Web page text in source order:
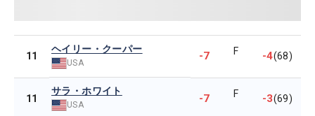
11
ヘイリー・クーパー
USA
-7 F -4(68)
11
サラ・ホワイト
USA -7 F -3(69)